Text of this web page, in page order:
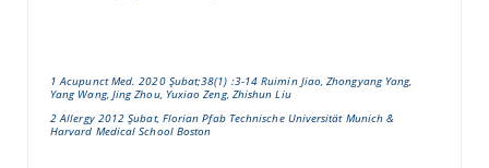
1Acupunct Med. 2020 Şubat;38(1) :3-14 Ruimin Jiao, Zhongyang Yang,
Yang Wang, Jing Zhou, Yuxiao Zeng, Zhishun Liu
2Allergy 2012 Şubat, Florian Pfab Technische Universität Munich &
Harvard Medical School Boston